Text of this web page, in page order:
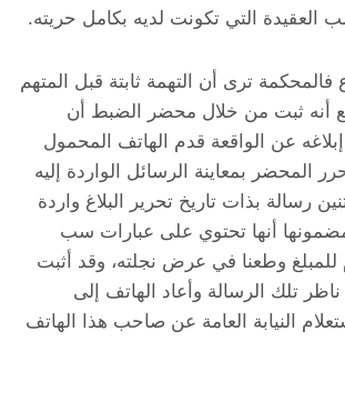
التي تكونت لديه بكامل حريته.
فالمحكمة ترى أن التهمة ثابتة قبل المتهم
أنه ثبت من خلال محضر الضبط أن
عن الواقعة قدم الهاتف المحمول
المحضر بمعاينة الرسائل الواردة إليه
رسالة بذات تاريخ تحرير البلاغ واردة
أنها تحتوي على عبارات سب
للمبلغ وطعنا في عرض نجلته، وقد أثبت
تلك الرسالة وأعاد الهاتف إلى
النيابة العامة عن صاحب هذا الهاتف